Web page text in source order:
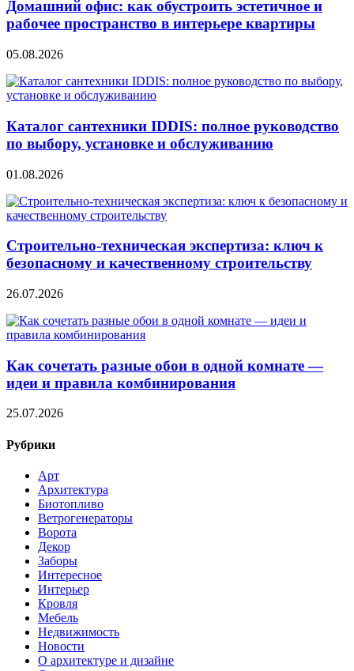
Домашний офис: как обустроить эстетичное и
рабочее пространство в интерьере квартиры
05.08.2026
Каталог сантехники IDDIS: полное руководство
по выбору, установке и обслуживанию
01.08.2026
Строительно‑техническая экспертиза: ключ к
безопасному и качественному строительству
26.07.2026
Как сочетать разные обои в одной комнате —
идеи и правила комбинирования
25.07.2026
Рубрики
Арт
Архитектура
Биотопливо
Ветрогенераторы
Ворота
Декор
Заборы
Интересное
Интерьер
Кровля
Мебель
Недвижимость
Новости
О архитектуре и дизайне